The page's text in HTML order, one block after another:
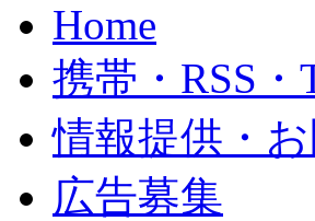
Home
携帯・RSS
情報提供・
広告募集